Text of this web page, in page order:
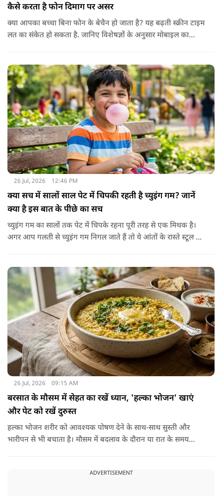
कैसे करता है फोन दिमाग पर असर
क्या आपका बच्चा बिना फोन के बेचैन हो जाता है? यह बढ़ती स्क्रीन टाइम
लत का संकेत हो सकता है. जानिए विशेषज्ञों के अनुसार मोबाइल का
26 Jul, 2026 12:46 PM
क्या सच में सालों साल पेट में चिपकी रहती है च्युइंग गम? जानें
क्या है इस बात के पीछे का सच
च्युइंग गम का सालों तक पेट में चिपके रहना पूरी तरह से एक मिथक है।
अगर आप गलती से च्युइंग गम निगल जाते हैं तो ये आंतों के रास्ते स्टूल में
नहीं बनाता जो इसे तोड़ सके या पचा सके।
26 Jul, 2026 09:15 AM
बरसात के मौसम में सेहत का रखें ध्यान, 'हल्का भोजन' खाएं
और पेट को रखें दुरुस्त
हल्का भोजन शरीर को आवश्यक पोषण देने के साथ-साथ सुस्ती और
भारीपन से भी बचाता है। मौसम में बदलाव के दौरान या रात के समय
में हल्का भोजन मेटाबॉलिज्म के लिए भी बेहतर होता है।
ADVERTISEMENT